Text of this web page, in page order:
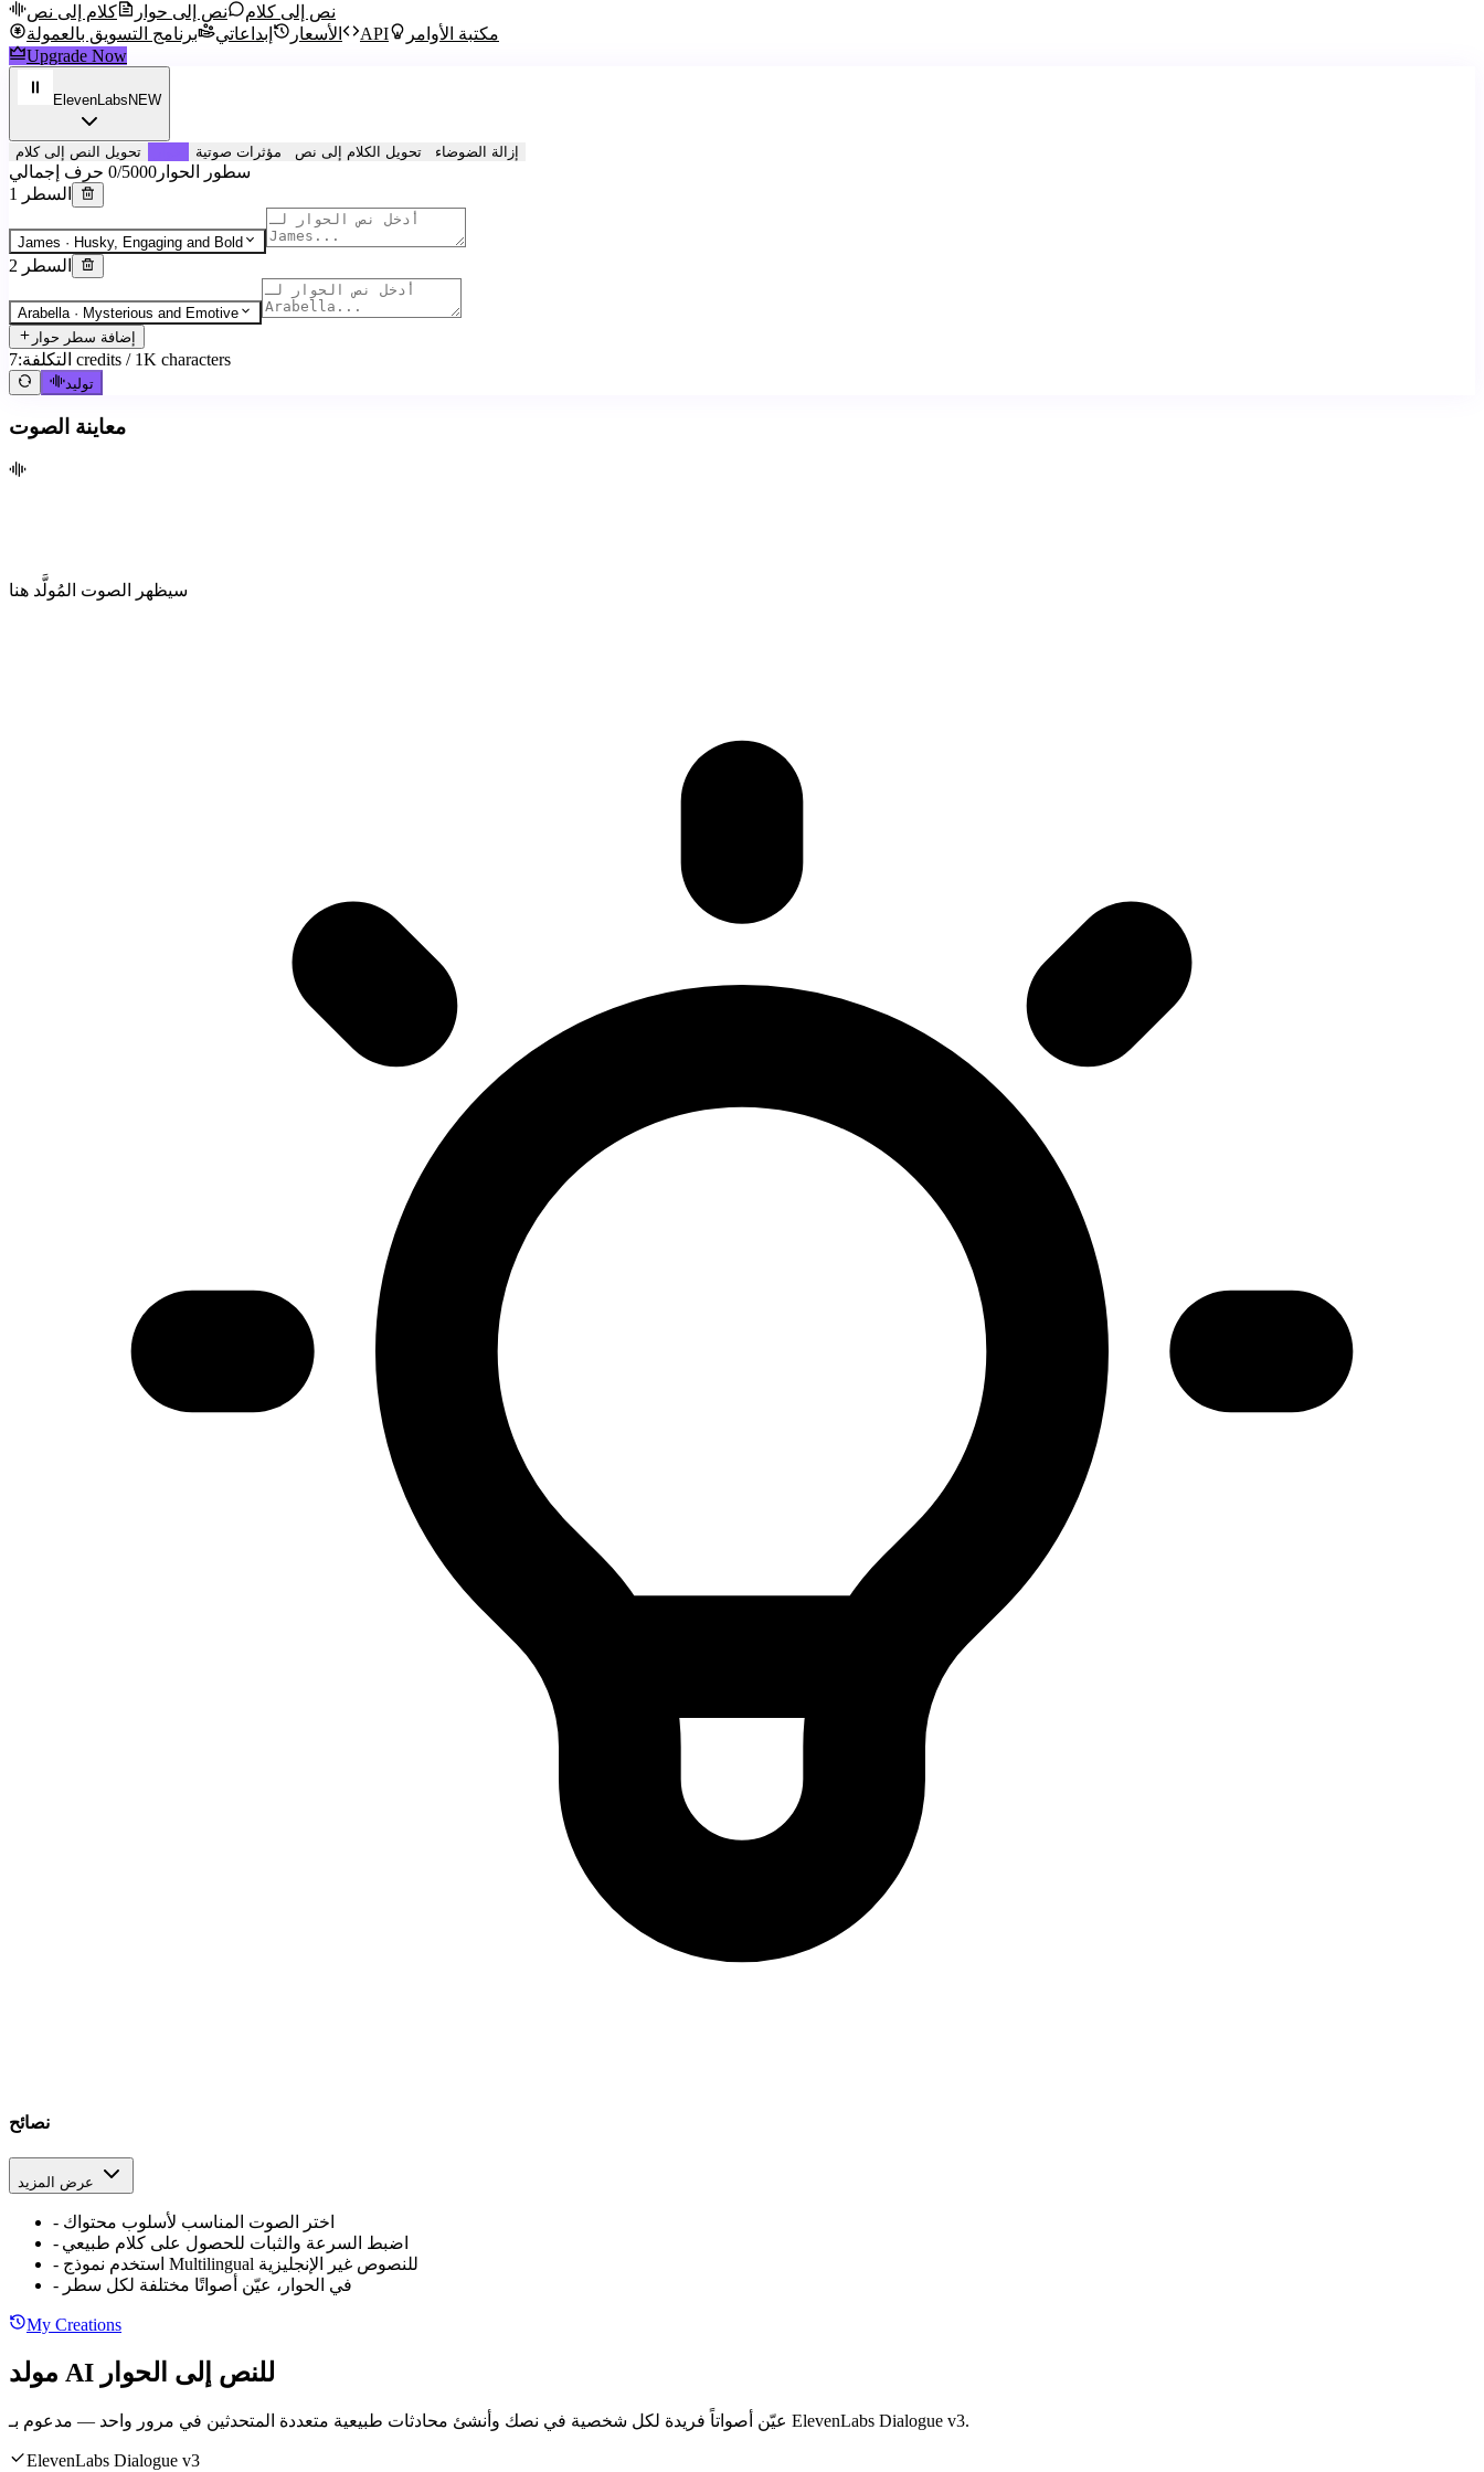
نص إلى كلام نص إلى حوار
كلام إلى نص
الأسعار
إبداعاتي برنامج التسويق بالعمولة API
مكتبة الأوامر
Upgrade Now
ElevenLabs NEW
تحويل النص إلى كلام مؤثرات صوتية تحويل الكلام إلى نص إزالة الضوضاء
سطور الحوار 0/5000 حرف إجمالي
السطر 1
James · Husky, Engaging and Bold
السطر 2
Arabella· Mysterious and Emotive
إضافة سطر حوار
التكلفة: 7 credits / 1K characters
توليد
معاينة الصوت
سيظهر الصوت المُولَّد هنا
نصائح
عرض المزيد
- اختر الصوت المناسب لأسلوب محتواك
- اضبط السرعة والثبات للحصول على كلام طبيعي
-
استخدم نموذج Multilingual للنصوص غير الإنجليزية
- في الحوار، عيّن أصواتًا مختلفة لكل سطر
My Creations
مولد AI للنص إلى الحوار
عيّن أصواتاً فريدة لكل شخصية في نصك وأنشئ محادثات طبيعية متعددة المتحدثين في مرور واحد — مدعوم بـ ElevenLabs Dialogue v3.
ElevenLabs Dialogue v3